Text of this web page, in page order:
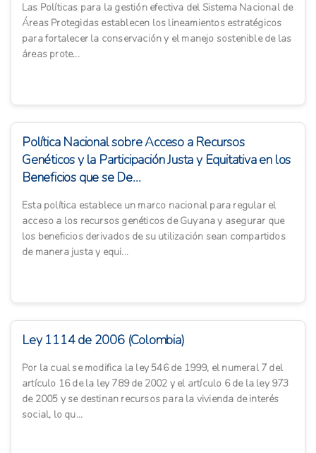
Las Políticas para la gestión efectiva del Sistema Nacional de
Áreas Protegidas establecen los lineamientos estratégicos
para fortalecer la conservación y el manejo sostenible de las
áreas prote...
Política Nacional sobre Acceso a Recursos
Genéticos y la Participación Justa y Equitativa en los
Beneficios que se De...
Esta política establece un marco nacional para regular el
acceso a los recursos genéticos de Guyana y asegurar que
los beneficios derivados de su utilización sean compartidos
de manera justa y equi...
Ley 1114 de 2006 (Colombia)
Por la cual se modifica la ley 546 de 1999, el numeral 7 del
artículo 16 de la ley 789 de 2002 y el artículo 6 de la ley 973
de 2005 y se destinan recursos para la vivienda de interés
social, lo qu...